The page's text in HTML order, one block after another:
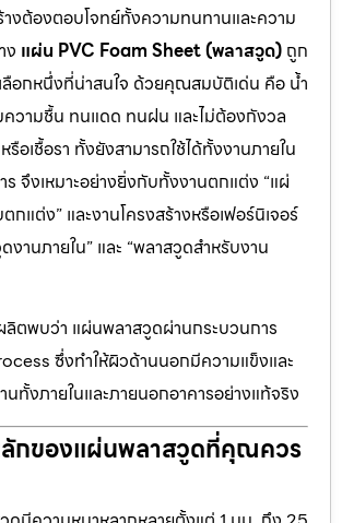
งต้องตอบโจทย์ทั้งความทนทานและความ
ง แผ่น PVC Foam Sheet (พลาสวูด) ถูก
ลือกหนึ่งที่น่าสนใจ ด้วยคุณสมบัติเด่น คือ น้ำ
ความชื้น ทนแดด ทนฝน และไม่ต้องกังวล
อเชื้อรา ทั้งยังสามารถใช้ได้ทั้งงานภายใน
ร จึงเหมาะอย่างยิ่งกับทั้งงานตกแต่ง “แผ่
กแต่ง” และงานโครงสร้างหรือเฟอร์นิเจอร์
งานภายใน” และ “พลาสวูดสำหรับงาน
ตพบว่า แผ่นพลาสวูดผ่านกระบวนการ
ซึ่งทำให้ผิวด้านนอกมีความแข็งและ
นทั้งภายในและภายนอกอาคารอย่างแท้จริง
กของแผ่นพลาสวูดที่คุณควร